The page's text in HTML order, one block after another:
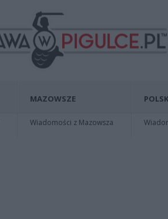
MAZOWSZE
Wiadomości z Mazowsza